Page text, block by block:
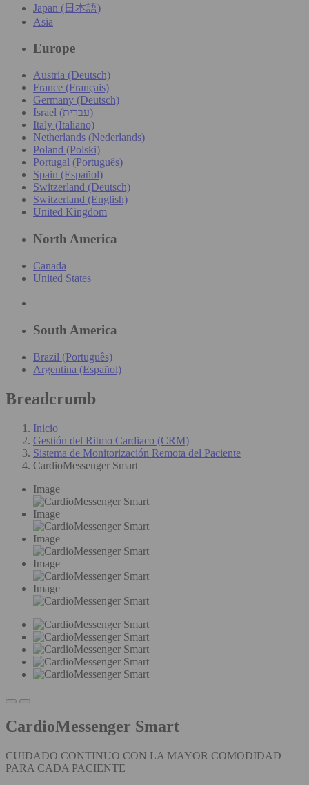
Japan (日本語)
Asia
Europe
Austria (Deutsch)
France (Français)
Germany (Deutsch)
Israel (עִברִית)
Italy (Italiano)
Netherlands (Nederlands)
Poland (Polski)
Portugal (Português)
Spain (Español)
Switzerland (Deutsch)
Switzerland (English)
United Kingdom
North America
Canada
United States
South America
Brazil (Português)
Argentina (Español)
Breadcrumb
Inicio
Gestión del Ritmo Cardiaco (CRM)
Sistema de Monitorización Remota del Paciente
CardioMessenger Smart
Image
Image
Image
Image
Image
CardioMessenger Smart
CUIDADO CONTINUO CON LA MAYOR COMODIDAD
PARA CADA PACIENTE